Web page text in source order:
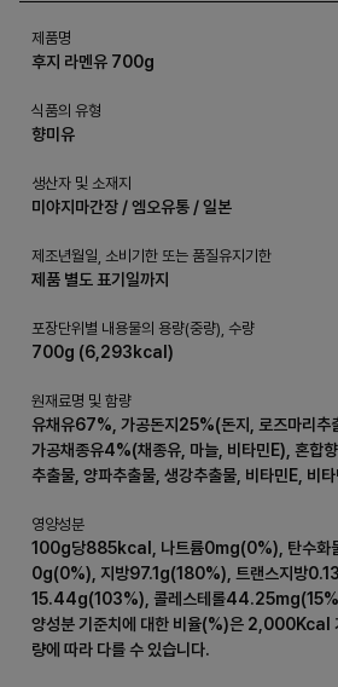
제품명
후지 라멘유 700g
식품의 유형
향미유
생산자 및 소재지
미야지마간장 / 엠오유통 / 일본
제조년월일, 소비기한 또는 품질유지기한
제품 별도 표기일까지
포장단위별 내용물의 용량(중량), 수량
700g (6,293kcal)
원재료명 및 함량
유채유67%, 가공돈지25%(돈지, 로즈마리추
가공채종유4%(채종유, 마늘, 비타민E), 혼합
추출물, 양파추출물, 생강추출물, 비타민E, 비
영양성분
100g당885kcal, 나트륨0mg(0%), 탄수화
0g(0%), 지방97.1g(180%), 트랜스지방
15.44g(103%), 콜레스테롤
양성분 기준치에 대한 비율(%)은 2,000Kcal
량에 따라 다를 수 있습니다.